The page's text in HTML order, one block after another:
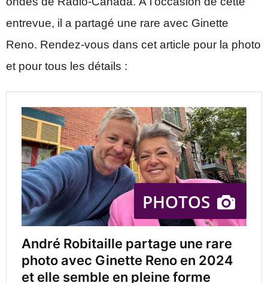
entrevue, il a partagé une rare avec Ginette
Reno. Rendez-vous dans cet article pour la photo
et pour tous les détails :